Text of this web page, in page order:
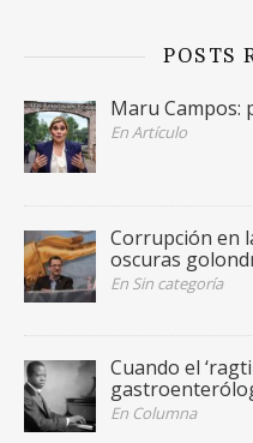
POSTS
Maru
En Artículo
Corrupción en
oscuras
En Sin categoría
Cuando el
En Columna